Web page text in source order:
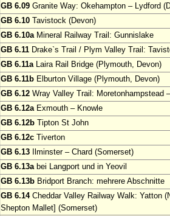
GB 6.09 Granite Way: Okehampton – Lydford
GB 6.10 Tavistock (Devon)
GB 6.10aMineral Railway Trail: Gunnislake
GB 6.11 Drake`s Trail / Plym Valley Trail:
GB 6.11aLaira Rail Bridge (Plymouth, Devon)
GB 6.11b Elburton Village (Plymouth, Devon)
GB 6.12 Wray Valley Trail: Moretonhampstead
GB 6.12aExmouth – Knowle
GB 6.12b Tipton St John
GB 6.12c Tiverton
GB 6.13 Ilminster – Chard (Somerset)
GB 6.13abei Langport und in Yeovil
GB 6.13b Bridport Branch: mehrere Abschnitte
GB 6.14Cheddar Valley Railway Walk: Yatton
Shepton Mallet] (Somerset)